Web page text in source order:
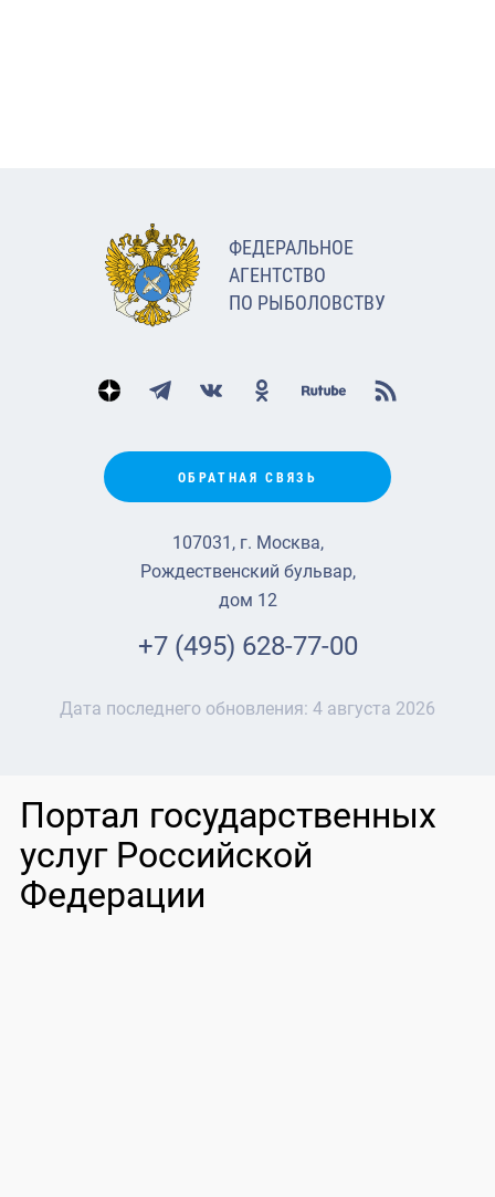
ФЕДЕРАЛЬНОЕ
АГЕНТСТВО
ПО РЫБОЛОВСТВУ
ОБРАТНАЯ СВЯЗЬ
107031, г. Москва,
Рождественский бульвар,
дом 12
+7 (495) 628-77-00
Дата последнего обновления: 4 августа 2026
Портал государственных
услуг Российской
Федерации